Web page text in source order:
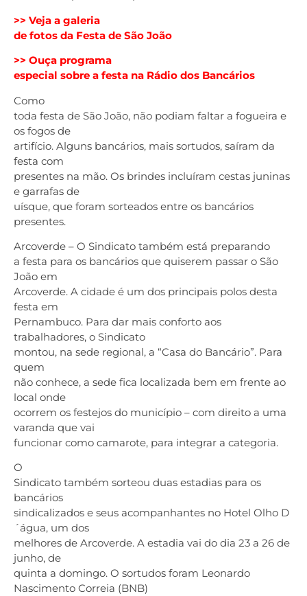
>> Veja a galeria
de fotos da Festa de São João
>> Ouça programa
especial sobre a festa na Rádio dos Bancários
Como
toda festa de São João, não podiam faltar a fogueira e
os fogos de
artifício. Alguns bancários, mais sortudos, saíram da
festa com
presentes na mão. Os brindes incluíram cestas juninas
e garrafas de
uísque, que foram sorteados entre os bancários
presentes.
Arcoverde – O Sindicato também está preparando
a festa para os bancários que quiserem passar o São
João em
Arcoverde. A cidade é um dos principais polos desta
festa em
Pernambuco. Para dar mais conforto aos
trabalhadores, o Sindicato
montou, na sede regional, a “Casa do Bancário”. Para
quem
não conhece, a sede fica localizada bem em frente ao
local onde
ocorrem os festejos do município – com direito a uma
varanda que vai
funcionar como camarote, para integrar a categoria.
O
Sindicato também sorteou duas estadias para os
bancários
sindicalizados e seus acompanhantes no Hotel Olho D
´água, um dos
melhores de Arcoverde. A estadia vai do dia 23 a 26 de
junho, de
quinta a domingo. O sortudos foram Leonardo
Nascimento Correia (BNB)